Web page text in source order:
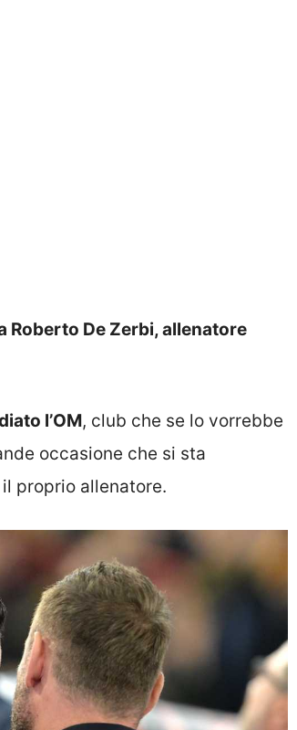
Roberto De Zerbi, allenatore
l’OM, club che se lo vorrebbe
occasione che si sta
proprio allenatore.